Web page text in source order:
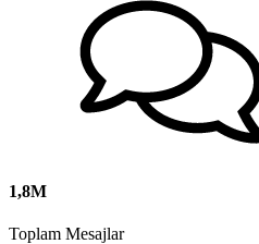
1,8M
Toplam Mesajlar